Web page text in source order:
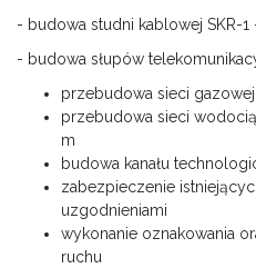
- budowa studni kablowej SKR-1
- budowa słupów
przebudowa sieci
przebudowa sieci
m
budowa kanału
zabezpieczenie
uzgodnieniami
wykonanie oznakowania
ruchu